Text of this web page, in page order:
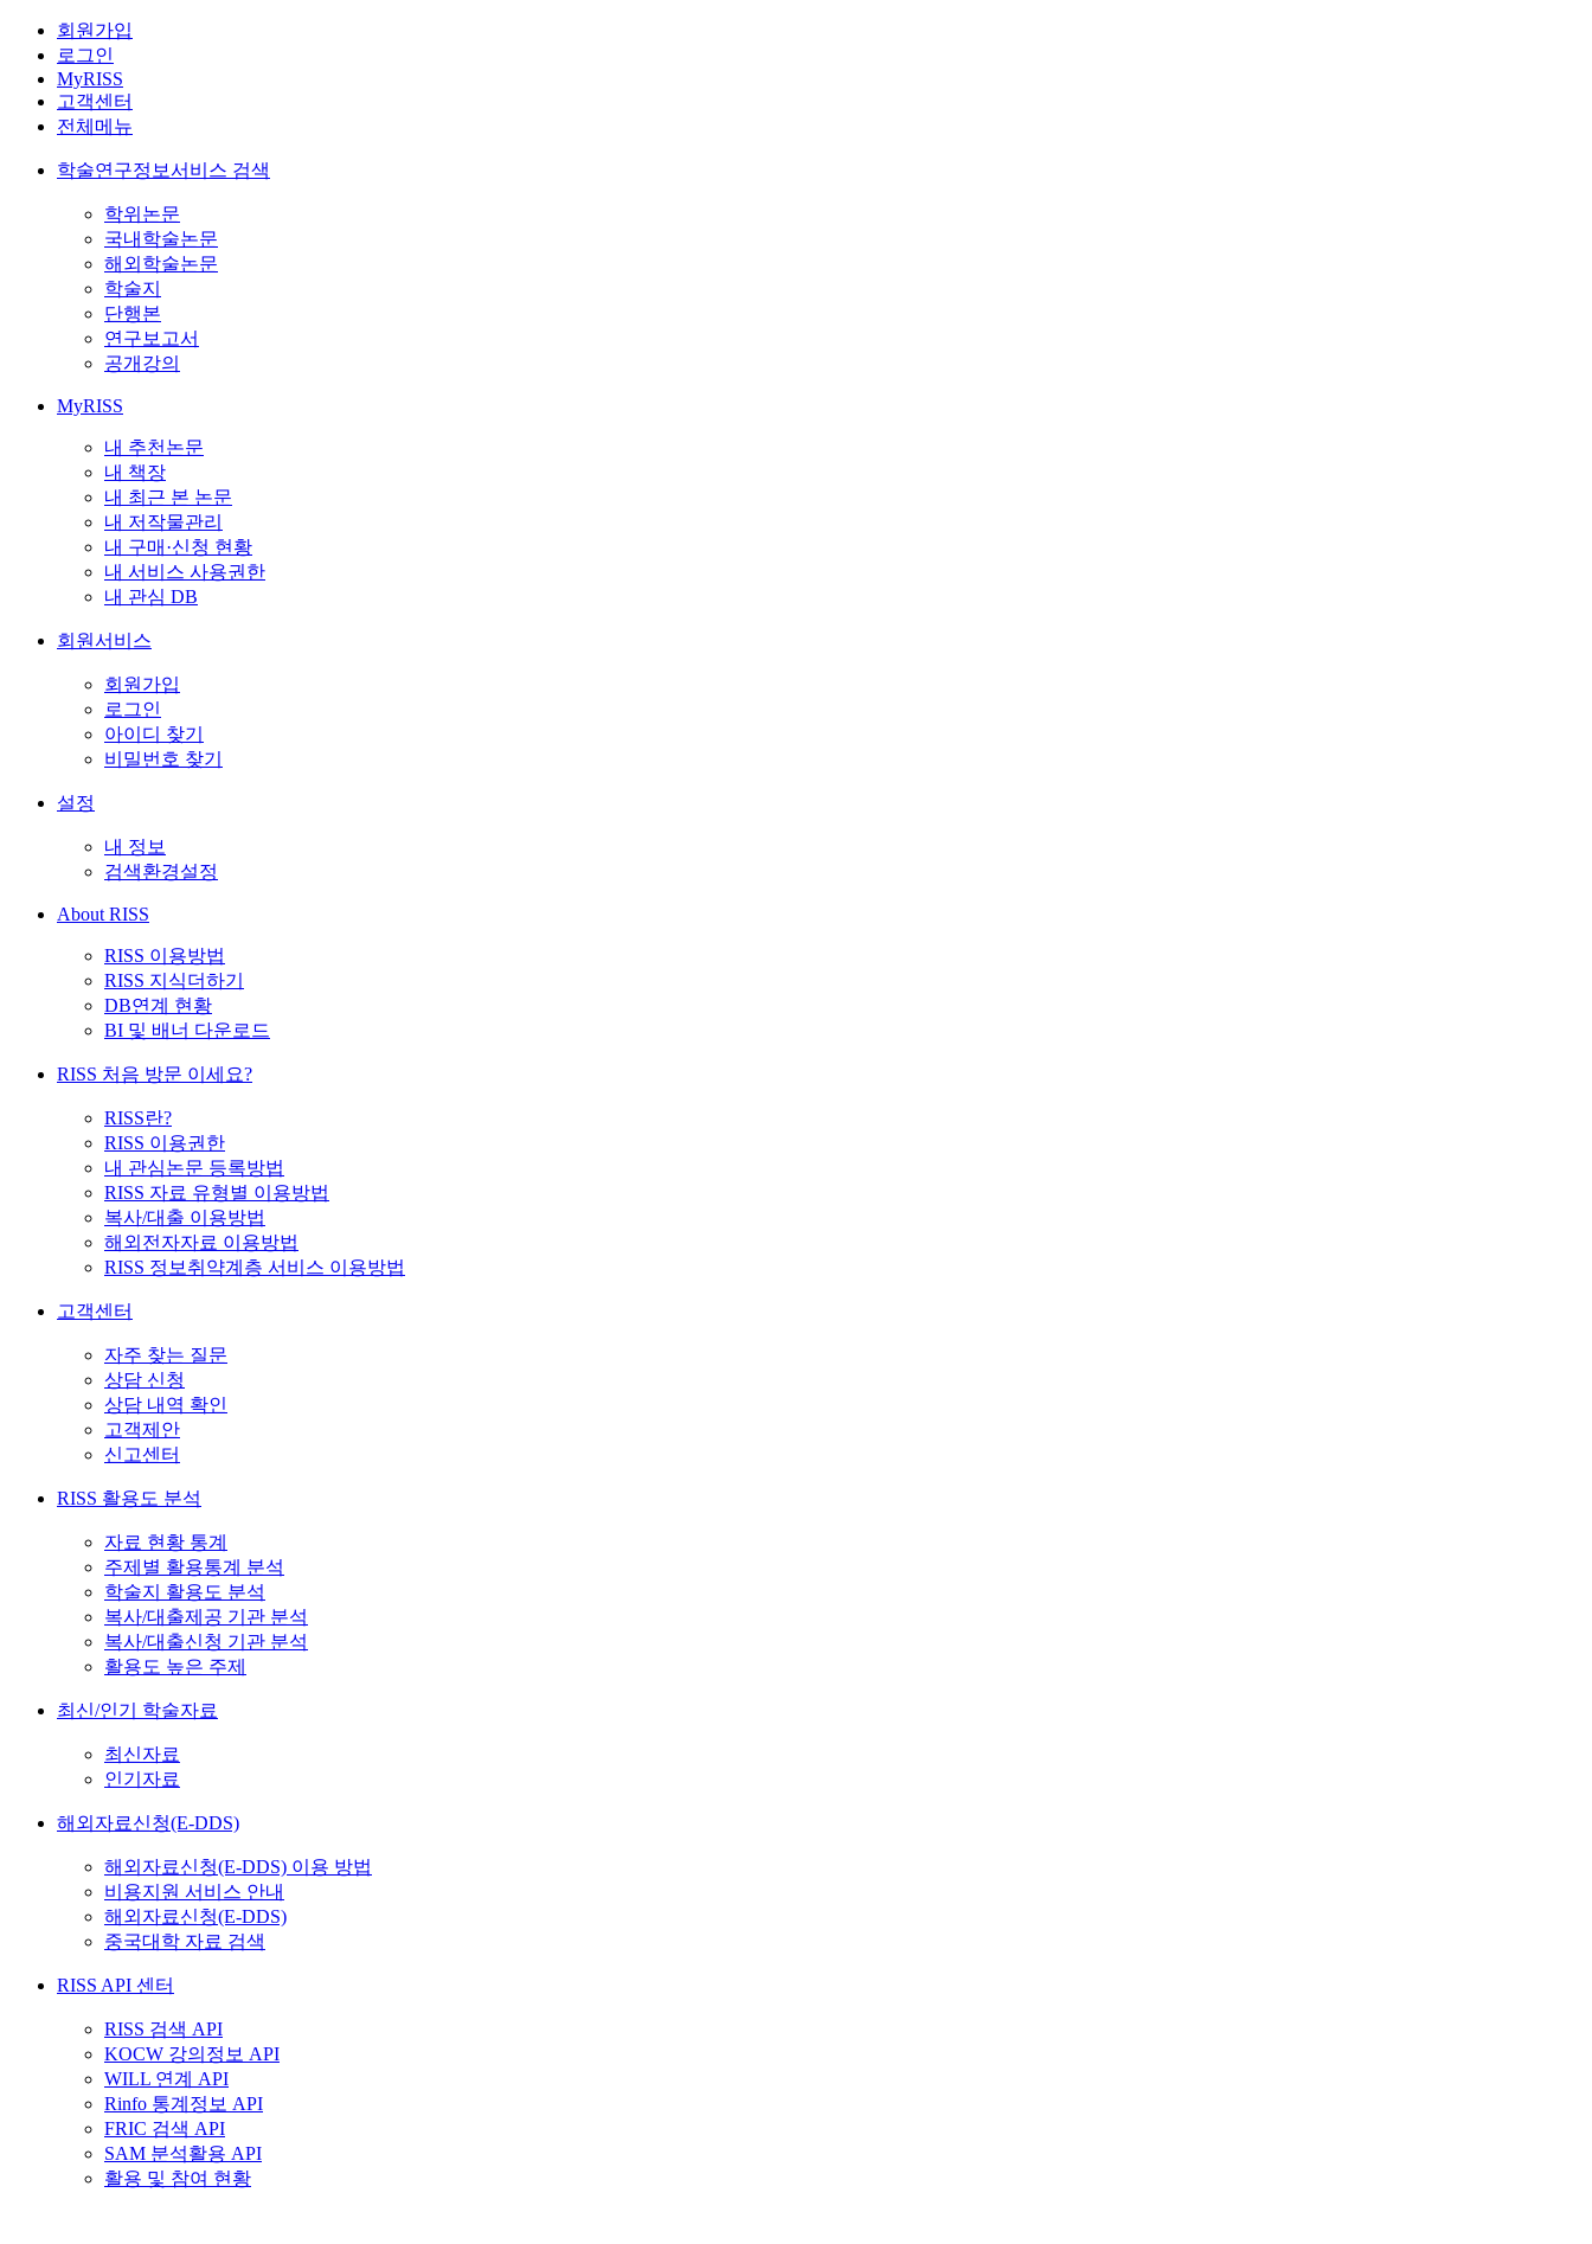
회원가입
로그인
MyRISS
고객센터
전체메뉴
학술연구정보서비스 검색
학위논문
국내학술논문
해외학술논문
학술지
단행본
연구보고서
공개강의
MyRISS
내 추천논문
내 책장
내 최근 본 논문
내 저작물관리
내 구매·신청 현황
내 서비스 사용권한
내 관심 DB
회원서비스
회원가입
로그인
아이디 찾기
비밀번호 찾기
설정
내 정보
검색환경설정
About RISS
RISS 이용방법
RISS 지식더하기
DB연계 현황
BI 및 배너 다운로드
RISS 처음 방문 이세요?
RISS란?
RISS 이용권한
내 관심논문 등록방법
RISS 자료 유형별 이용방법
복사/대출 이용방법
해외전자자료 이용방법
RISS 정보취약계층 서비스 이용방법
고객센터
자주 찾는 질문
상담 신청
상담 내역 확인
고객제안
신고센터
RISS 활용도 분석
자료 현황 통계
주제별 활용통계 분석
학술지 활용도 분석
복사/대출제공 기관 분석
복사/대출신청 기관 분석
활용도 높은 주제
최신/인기 학술자료
최신자료
인기자료
해외자료신청(E-DDS)
해외자료신청(E-DDS) 이용 방법
비용지원 서비스 안내
해외자료신청(E-DDS)
중국대학 자료 검색
RISS API 센터
RISS 검색 API
KOCW 강의정보 API
WILL 연계 API
Rinfo 통계정보 API
FRIC 검색 API
SAM 분석활용 API
활용 및 참여 현황